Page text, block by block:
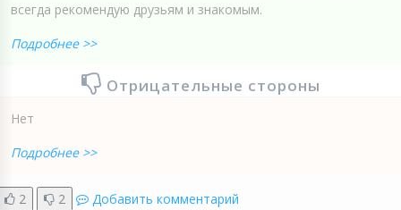
всегда рекомендую друзьям и знакомым.
Подробнее >>
Отрицательные стороны
Нет
Подробнее >>
2 2 Добавить комментарий